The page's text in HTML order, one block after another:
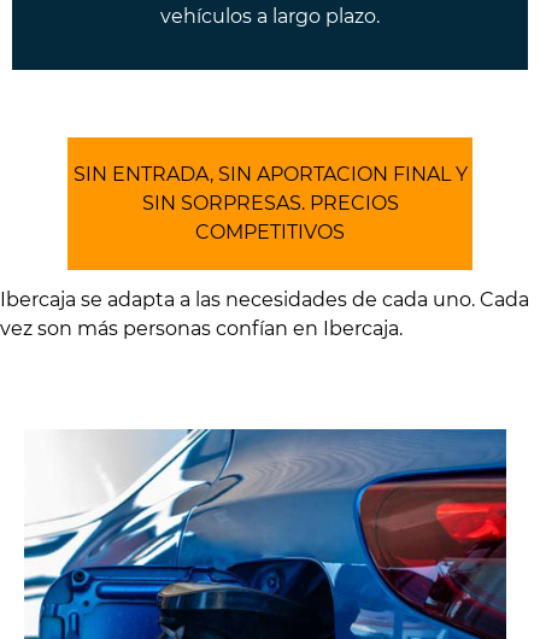
vehículos a largo plazo.
SIN ENTRADA, SIN APORTACION FINAL Y
SIN SORPRESAS. PRECIOS
COMPETITIVOS
Ibercaja se adapta a las necesidades de cada uno. Cada
vez son más personas confían en Ibercaja.